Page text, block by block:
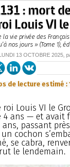
: mort
Louis VI
la vie privée des
nos jours » (Tome 1),
13 OCTOBRE 2025 ,
de lecture estimé :
Louis VI le
4 ans — et avait
passant
cochon
se cabra,
le lendemain.